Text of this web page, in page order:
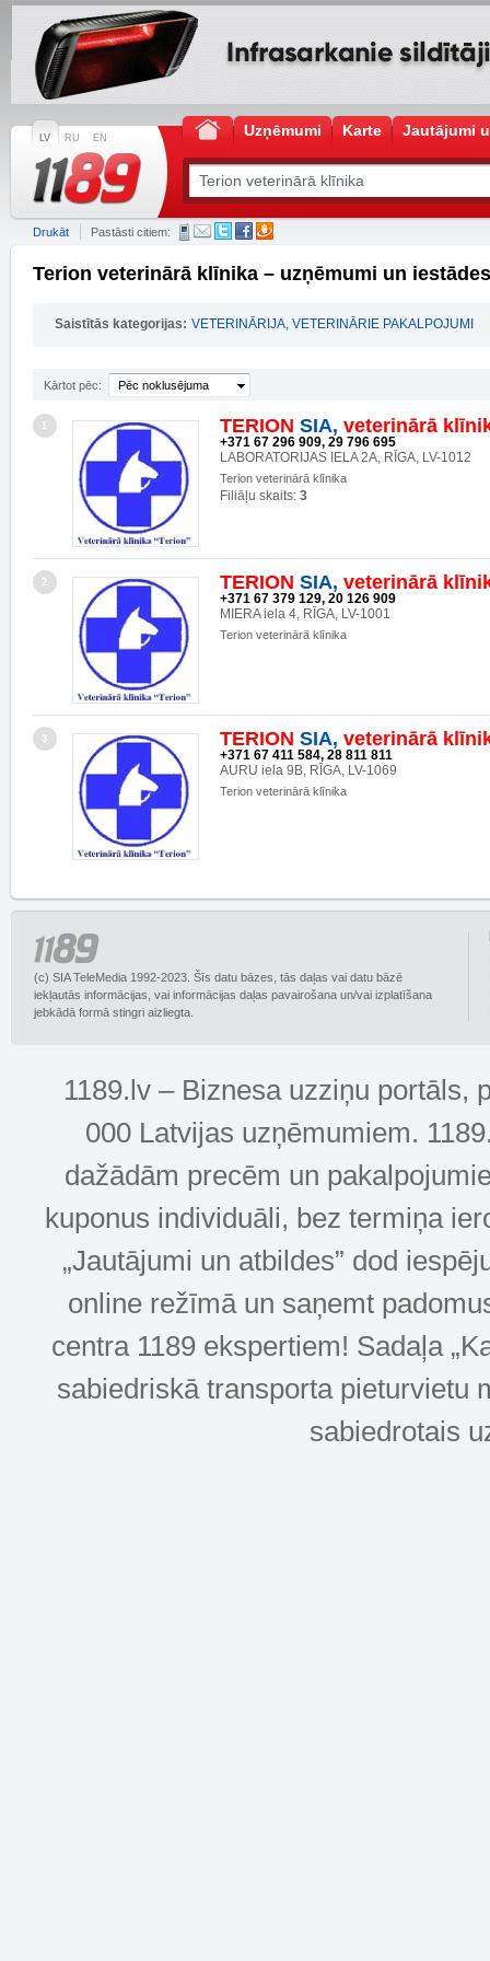
LV RU EN Uzņēmumi Karte Jautājumi
Drukāt Pastāsti citiem:
Terion veterinārā klīnika – uzņēmumi un iestādes
Saistītās kategorijas: VETERINĀRIJA, VETERINĀRIE PAKALPOJUMI
Kārtot pēc: Pēc noklusējuma
1 TERION SIA, veterinārā
+371 67 296 909, 29 796 695
LABORATORIJAS IELA 2A, RĪGA, LV-1012
Terion veterinārā klīnika
Filiāļu skaits: 3
2 TERION SIA, veterinārā
+371 67 379 129, 20 126 909
MIERA iela 4, RĪGA, LV-1001
Terion veterinārā klīnika
3 TERION SIA, veterinārā
+371 67 411 584, 28 811 811
AURU iela 9B, RĪGA, LV-1069
Terion veterinārā klīnika
(c) SIA TeleMedia 1992-2023. Šīs datu bāzes, tās daļas vai datu bāzē
iekļautās informācijas, vai informācijas daļas pavairošana un/vai izplatīšana
jebkādā formā stingri aizliegta.
1189.lv – Biznesa uzziņu portāls,
000 Latvijas uzņēmumiem.
dažādām precēm un
kuponus individuāli, bez termiņa
„Jautājumi un atbildes” dod
online režīmā un saņemt
centra 1189 ekspertiem! Sadaļa
sabiedriskā transporta pieturvietu
sabiedrotais